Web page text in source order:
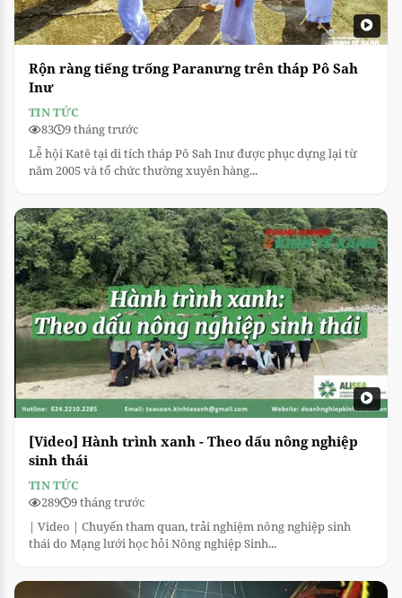
Rộn ràng tiếng trống Paranưng trên tháp Pô Sah
Inư
TIN TỨC
83
9 tháng trước
Lễ hội Katê tại di tích tháp Pô Sah Inư được phục dựng lại từ
năm 2005 và tổ chức thường xuyên hàng...
[Video] Hành trình xanh - Theo dấu nông nghiệp
sinh thái
TIN TỨC
289
9 tháng trước
| Video | Chuyến tham quan, trải nghiệm nông nghiệp sinh
thái do Mạng lưới học hỏi Nông nghiệp Sinh...